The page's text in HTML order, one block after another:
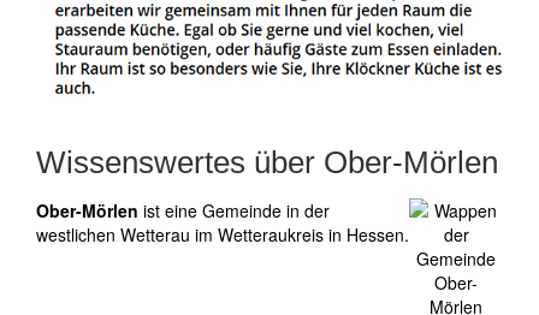
Wissenswertes über Ober-Mörlen
Ober-Mörlen ist eine Gemeinde in der
westlichen Wetterau im Wetteraukreis in Hessen.